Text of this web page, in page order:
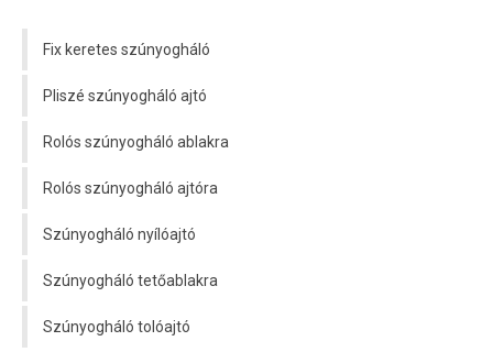
Fix keretes szúnyogháló
Pliszé szúnyogháló ajtó
Rolós szúnyogháló ablakra
Rolós szúnyogháló ajtóra
Szúnyogháló nyílóajtó
Szúnyogháló tetőablakra
Szúnyogháló tolóajtó